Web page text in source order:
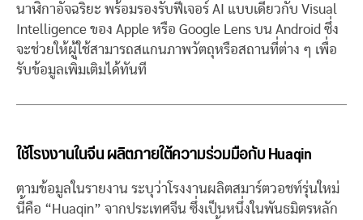
นาฬิกาอัจฉริยะ พร้อมรองรับฟีเจอร์ AI แบบเดียวกับ Visual
Intelligence ของ Apple หรือ Google Lens บน Android ซึ่ง
จะช่วยให้ผู้ใช้สามารถสแกนภาพวัตถุหรือสถานที่ต่าง ๆ เพื่อ
รับข้อมูลเพิ่มเติมได้ทันที
ใช้โรงงานในจีน ผลิตภายใต้ความร่วมมือกับ Huaqin
ตามข้อมูลในรายงาน ระบุว่าโรงงานผลิตสมาร์ตวอชท์รุ่นใหม่
นี้คือ “Huaqin” จากประเทศจีน ซึ่งเป็นหนึ่งในพันธมิตรหลัก